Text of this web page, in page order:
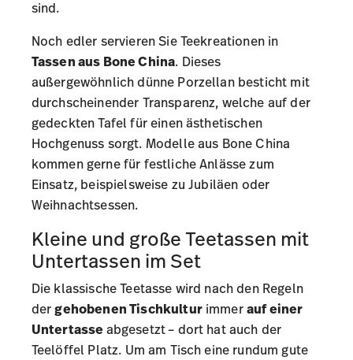
sind.
Noch edler servieren Sie Teekreationen in
Tassen aus Bone China. Dieses
außergewöhnlich dünne Porzellan besticht mit
durchscheinender Transparenz, welche auf der
gedeckten Tafel für einen ästhetischen
Hochgenuss sorgt. Modelle aus Bone China
kommen gerne für festliche Anlässe zum
Einsatz, beispielsweise zu Jubiläen oder
Weihnachtsessen.
Kleine und große Teetassen mit
Untertassen im Set
Die klassische Teetasse wird nach den Regeln
dergehobenen Tischkulturimmerauf einer
Untertasseabgesetzt– dort hat auch der
Teelöffel Platz. Um am Tisch eine rundum gute